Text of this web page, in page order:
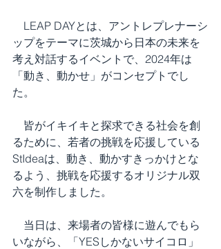
LEAP DAYとは、アントレプレナーシ
ップをテーマに茨城から日本の未来を
考え対話するイベントで、2024年は
「動き、動かせ」がコンセプトでし
た。
皆がイキイキと探求できる社会を創
るために、若者の挑戦を応援している
StIdeaは、動き、動かすきっかけとな
るよう、挑戦を応援するオリジナル双
六を制作しました。
当日は、来場者の皆様に遊んでもら
いながら、「YESしかないサイコロ」